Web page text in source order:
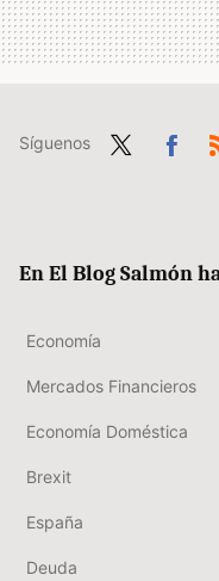
Síguenos
En El Blog Salmón
Economía
Mercados Financieros
Economía Doméstica
Brexit
España
Deuda